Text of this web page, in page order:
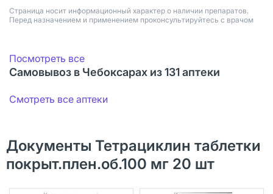
Страница носит информационный характер о наличии препаратов.
Перед назначением и применением проконсультируйтесь с врачом
Посмотреть все
Самовывоз в Чебоксарах из 131 аптеки
Смотреть все аптеки
Документы Тетрациклин таблетки
покрыт.плен.об.100 мг 20 шт